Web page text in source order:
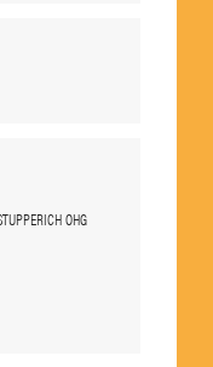
OHG